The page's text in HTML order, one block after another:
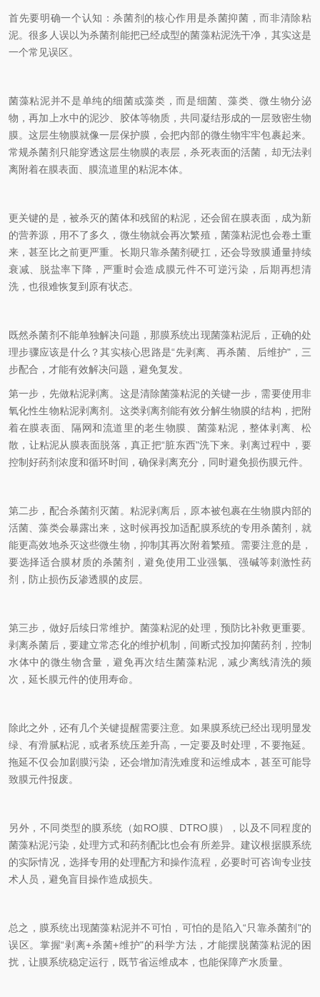
首先要明确一个认知：杀菌剂的核心作用是杀菌抑菌，而非清除粘
泥。很多人误以为杀菌剂能把已经成型的菌藻粘泥洗干净，其实这是
一个常见误区。
菌藻粘泥并不是单纯的细菌或藻类，而是细菌、藻类、微生物分泌
物，再加上水中的泥沙、胶体等物质，共同凝结形成的一层致密生物
膜。这层生物膜就像一层保护膜，会把内部的微生物牢牢包裹起来。
常规杀菌剂只能穿透这层生物膜的表层，杀死表面的活菌，却无法剥
离附着在膜表面、膜流道里的粘泥本体。
更关键的是，被杀灭的菌体和残留的粘泥，还会留在膜表面，成为新
的营养源，用不了多久，微生物就会再次繁殖，菌藻粘泥也会卷土重
来，甚至比之前更严重。长期只靠杀菌剂硬扛，还会导致膜通量持续
衰减、脱盐率下降，严重时会造成膜元件不可逆污染，后期再想清
洗，也很难恢复到原有状态。
既然杀菌剂不能单独解决问题，那膜系统出现菌藻粘泥后，正确的处
理步骤应该是什么？其实核心思路是“先剥离、再杀菌、后维护"，三
步配合，才能有效解决问题，避免复发。
第一步，先做粘泥剥离。这是清除菌藻粘泥的关键一步，需要使用非
氧化性生物粘泥剥离剂。这类剥离剂能有效分解生物膜的结构，把附
着在膜表面、隔网和流道里的老生物膜、菌藻粘泥，整体剥离、松
散，让粘泥从膜表面脱落，真正把“脏东西"洗下来。剥离过程中，要
控制好药剂浓度和循环时间，确保剥离充分，同时避免损伤膜元件。
第二步，配合杀菌剂灭菌。粘泥剥离后，原本被包裹在生物膜内部的
活菌、藻类会暴露出来，这时候再投加适配膜系统的专用杀菌剂，就
能更高效地杀灭这些微生物，抑制其再次附着繁殖。需要注意的是，
要选择适合膜材质的杀菌剂，避免使用工业强氯、强碱等刺激性药
剂，防止损伤反渗透膜的皮层。
第三步，做好后续日常维护。菌藻粘泥的处理，预防比补救更重要。
剥离杀菌后，要建立常态化的维护机制，间断式投加抑菌药剂，控制
水体中的微生物含量，避免再次结生菌藻粘泥，减少离线清洗的频
次，延长膜元件的使用寿命。
除此之外，还有几个关键提醒需要注意。如果膜系统已经出现明显发
绿、有滑腻粘泥，或者系统压差升高，一定要及时处理，不要拖延。
拖延不仅会加剧膜污染，还会增加清洗难度和运维成本，甚至可能导
致膜元件报废。
另外，不同类型的膜系统（如RO膜、DTRO膜），以及不同程度的
菌藻粘泥污染，处理方式和药剂配比也会有所差异。建议根据膜系统
的实际情况，选择专用的处理配方和操作流程，必要时可咨询专业技
术人员，避免盲目操作造成损失。
总之，膜系统出现菌藻粘泥并不可怕，可怕的是陷入“只靠杀菌剂"的
误区。掌握“剥离+杀菌+维护"的科学方法，才能摆脱菌藻粘泥的困
扰，让膜系统稳定运行，既节省运维成本，也能保障产水质量。